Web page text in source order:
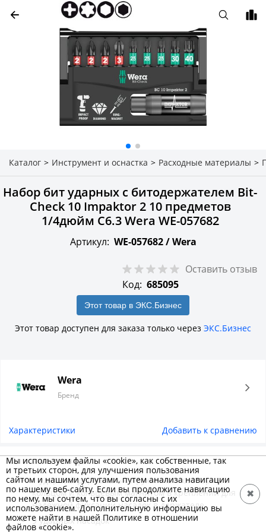
Каталог > Инструмент и оснастка > Расходные материалы >
Набор бит ударных с битодержателем Bit-
Check 10 Impaktor 2 10 предметов
1/4дюйм C6.3 Wera WE-057682
Артикул: WE-057682 /Wera
Оставить отзыв
Код: 685095
Этот товар в ЭКС.Бизнес
Этот товар доступен для заказа только через ЭКС.Бизнес
Wera
Бренд
Характеристики Добавить к сравнению
Описание товара
1 ударный держатель с пружинным стопорным
кольцом и кольцевым магнитом в креплении для
надежной фиксации насадок в держателе
9 ударных насадок
Мы используем файлы «cookie», как собственные, так
и третьих сторон, для улучшения пользования
сайтом и нашими услугами, путем анализа навигации
по нашему веб-сайту. Если вы продолжите навигацию
по нему, мы сочтем, что вы согласны с их
использованием. Дополнительную информацию вы
можете найти в нашей Политике в отношении
файлов «cookie».
✖